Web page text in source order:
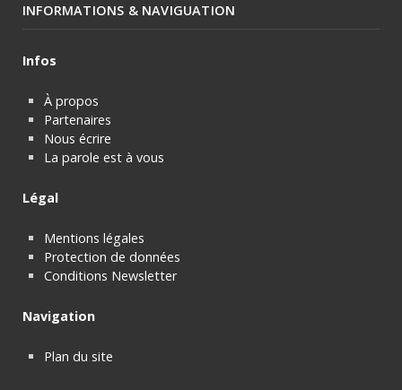
INFORMATIONS & NAVIGUATION
Infos
À propos
Partenaires
Nous écrire
La parole est à vous
Légal
Mentions légales
Protection de données
Conditions Newsletter
Navigation
Plan du site